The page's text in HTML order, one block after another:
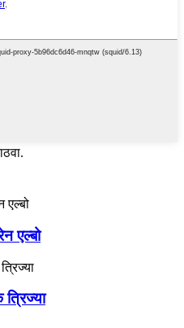
एल्बो